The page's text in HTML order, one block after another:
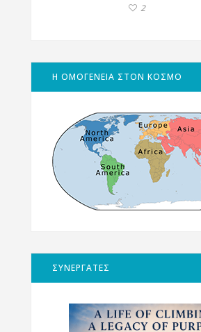
2
Η ΟΜΟΓΕΝΕΙΑ ΣΤΟΝ ΚΟΣΜΟ
ΣΥΝΕΡΓΑΤΕΣ